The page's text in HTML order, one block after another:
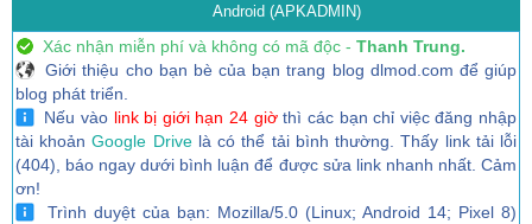
Android (APKADMIN)
Xác nhận miễn phí và không có mã độc - Thanh Trung.
Giới thiệu cho bạn bè của bạn trang blog dlmod.com để giúp
blog phát triển.
Nếu vào link bị giới hạn 24 giờthì các bạn chỉ việc đăng nhập
tài khoảnGoogle Drivelà có thể tải bình thường. Thấy link tải lỗi
(404), báo ngay dưới bình luận để được sửa link nhanh nhất. Cảm
ơn!
Trình duyệt của bạn: Mozilla/5.0 (Linux; Android 14; Pixel 8)